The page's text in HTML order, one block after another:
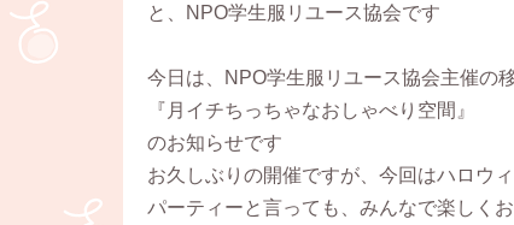
と、NPO学生服リユース協会です
今日は、NPO学生服リユース協会主催の
『月イチちっちゃなおしゃべり空間』
のお知らせです
お久しぶりの開催ですが、今回はハロウ
パーティーと言っても、みんなで楽しく